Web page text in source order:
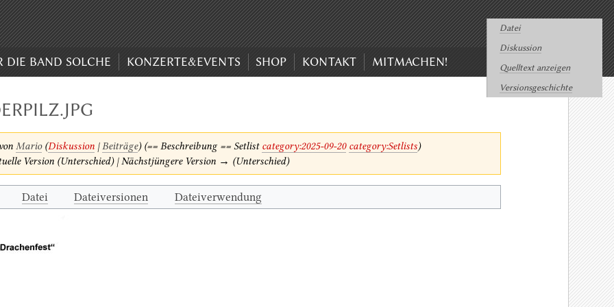
DIE BAND SOLCHE KONZERTE&EVENTS SHOP KONTAKT MITMACHEN!
Datei
Diskussion
Quelltext anzeigen
Versionsgeschichte
Mario (Diskussion |Beiträge) (== Beschreibung == Setlist category:2025-09-20 category:Setlists)
Version (Unterschied) | Nächstjüngere Version → (Unterschied)
Datei Dateiversionen Dateiverwendung